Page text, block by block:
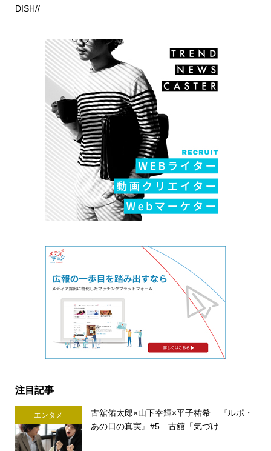
DISH//
注目記事
エンタメ
古舘佑太郎×山下幸輝×平子祐希 『ルポ・
あの日の真実』#5 古舘「気づけ...